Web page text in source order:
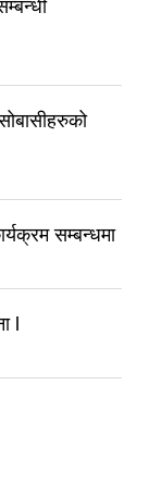
सम्बन्धमा
l